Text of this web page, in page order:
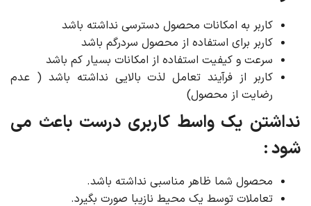
کاربر به امکانات محصول دسترسی نداشته باشد
کاربر برای استفاده از محصول سردرگم باشد
سرعت و کیفیت استفاده از امکانات بسیار کم باشد
کاربر از فرآیند تعامل لذت بالایی نداشته باشد ( عدم
رضایت از محصول)
نداشتن یک واسط کاربری درست باعث می
شود :
محصول شما ظاهر مناسبی نداشته باشد.
تعاملات توسط یک محیط نازیبا صورت بگیرد.